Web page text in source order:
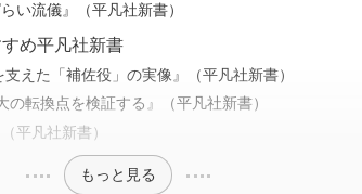
い流儀』（平凡社新書）
め平凡社新書
えた「補佐役」の実像』（平凡社新書）
転換点を検証する』（平凡社新書）
平凡社新書）
もっと見る